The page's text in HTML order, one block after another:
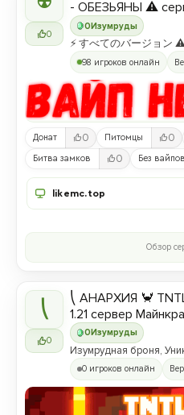
0
0Изумруды
- ОБЕЗЬЯНЫ ⚠
⚡ すべてのバージョン
98 игроков онлайн
Донат 0 Питомцы 0
Битва замков 0 Без вайпов
likemc.top
Обзор
⎝
0
0 Изумруды
⎝ АНАРХИЯ 🦀
1.21 сервер
Изумрудная броня,
0 игроков онлайн